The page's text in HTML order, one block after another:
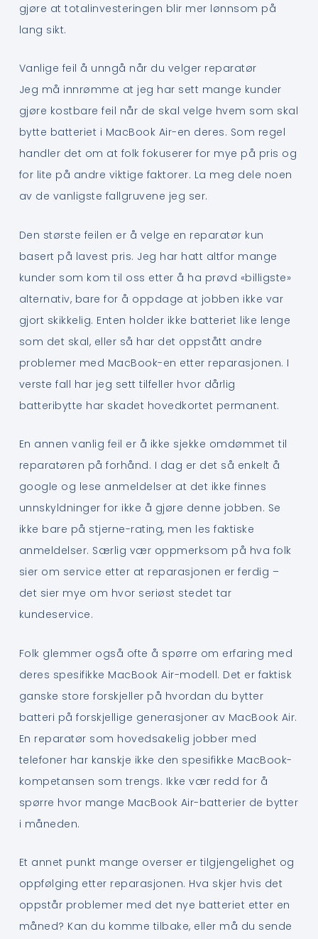
gjøre at totalinvesteringen blir mer lønnsom på
lang sikt.
Vanlige feil å unngå når du velger reparatør
Jeg må innrømme at jeg har sett mange kunder
gjøre kostbare feil når de skal velge hvem som skal
bytte batteriet i MacBook Air-en deres. Som regel
handler det om at folk fokuserer for mye på pris og
for lite på andre viktige faktorer. La meg dele noen
av de vanligste fallgruvene jeg ser.
Den største feilen er å velge en reparatør kun
basert på lavest pris. Jeg har hatt altfor mange
kunder som kom til oss etter å ha prøvd «billigste»
alternativ, bare for å oppdage at jobben ikke var
gjort skikkelig. Enten holder ikke batteriet like lenge
som det skal, eller så har det oppstått andre
problemer med MacBook-en etter reparasjonen. I
verste fall har jeg sett tilfeller hvor dårlig
batteribytte har skadet hovedkortet permanent.
En annen vanlig feil er å ikke sjekke omdømmet til
reparatøren på forhånd. I dag er det så enkelt å
google og lese anmeldelser at det ikke finnes
unnskyldninger for ikke å gjøre denne jobben. Se
ikke bare på stjerne-rating, men les faktiske
anmeldelser. Særlig vær oppmerksom på hva folk
sier om service etter at reparasjonen er ferdig –
det sier mye om hvor seriøst stedet tar
kundeservice.
Folk glemmer også ofte å spørre om erfaring med
deres spesifikke MacBook Air-modell. Det er faktisk
ganske store forskjeller på hvordan du bytter
batteri på forskjellige generasjoner av MacBook Air.
En reparatør som hovedsakelig jobber med
telefoner har kanskje ikke den spesifikke MacBook-
kompetansen som trengs. Ikke vær redd for å
spørre hvor mange MacBook Air-batterier de bytter
i måneden.
Et annet punkt mange overser er tilgjengelighet og
oppfølging etter reparasjonen. Hva skjer hvis det
oppstår problemer med det nye batteriet etter en
måned? Kan du komme tilbake, eller må du sende